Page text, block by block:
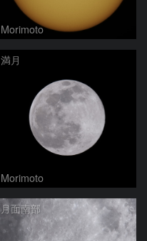
Morimoto
満月
Morimoto
月面南部